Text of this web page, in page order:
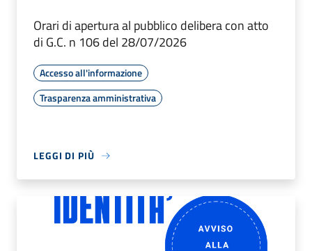
Orari di apertura al pubblico delibera con atto
di G.C. n 106 del 28/07/2026
Accesso all'informazione
Trasparenza amministrativa
LEGGI DI PIÙ